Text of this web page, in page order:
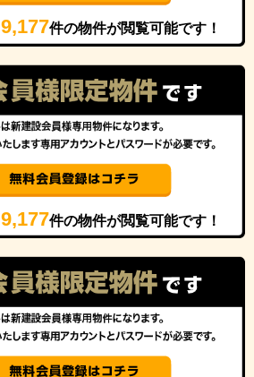
9,177件の物件が閲覧可能です！
9,177件の物件が閲覧可能です！